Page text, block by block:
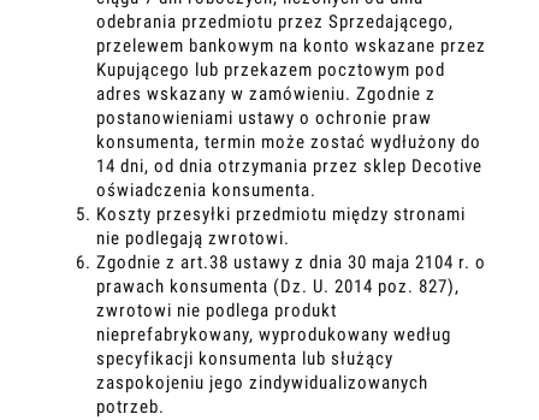
odebrania przedmiotu przez Sprzedającego,
przelewem bankowym na konto wskazane przez
Kupującego lub przekazem pocztowym pod
adres wskazany w zamówieniu. Zgodnie z
postanowieniami ustawy o ochronie praw
konsumenta, termin może zostać wydłużony do
14 dni, od dnia otrzymania przez sklep Decotive
oświadczenia konsumenta.
Koszty przesyłki przedmiotu między stronami
nie podlegają zwrotowi.
Zgodnie z art.38 ustawy z dnia 30 maja 2104 r. o
prawach konsumenta (Dz. U. 2014 poz. 827),
zwrotowi nie podlega produkt
nieprefabrykowany, wyprodukowany według
specyfikacji konsumenta lub służący
zaspokojeniu jego zindywidualizowanych
potrzeb.